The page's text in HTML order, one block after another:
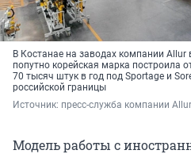
В Костанае на заводах компании
попутно корейская марка построила
70 тысяч штук в год под Sportage и
российской границы
Источник: пресс-служба компании Allur
Модель работы с